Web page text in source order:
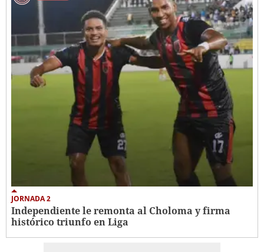
JORNADA 2
Independiente le remonta al Choloma y firma
histórico triunfo en Liga